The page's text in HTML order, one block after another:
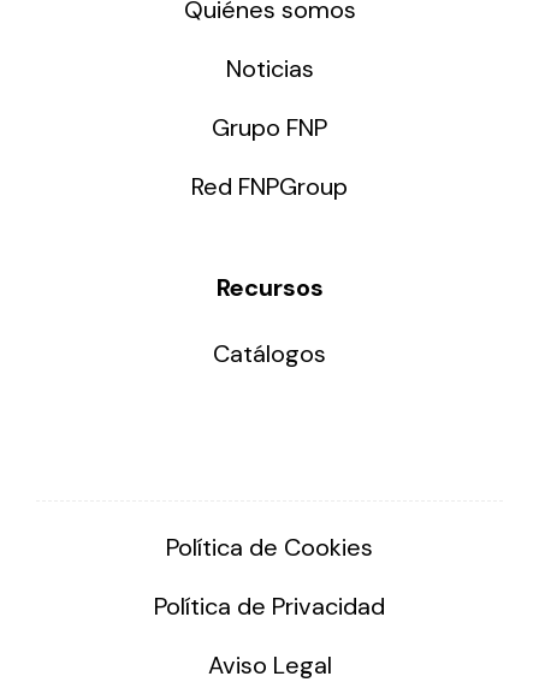
Quiénes somos
Noticias
Grupo FNP
Red FNPGroup
Recursos
Catálogos
Política de Cookies
Política de Privacidad
Aviso Legal